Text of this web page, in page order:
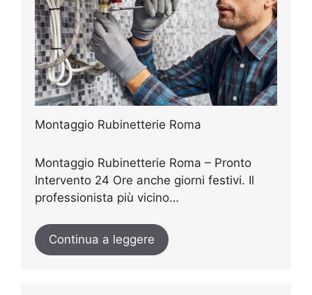
Montaggio Rubinetterie Roma
Montaggio Rubinetterie Roma – Pronto
Intervento 24 Ore anche giorni festivi. Il
professionista più vicino…
Continua a leggere